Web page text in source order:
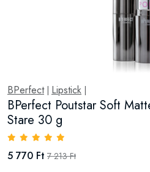
BPerfect| Lipstick
BPerfect Poutstar Soft
Stare 30 g
5 770 Ft 7 213 Ft